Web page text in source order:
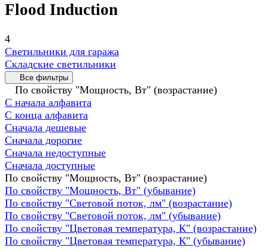
Flood Induction
4
Светильники для гаража
Складские светильники
Все фильтры
По свойству "Мощность, Вт" (возрастание)
С начала алфавита
С конца алфавита
Сначала дешевые
Сначала дорогие
Сначала недоступные
Сначала доступные
По свойству "Мощность, Вт" (возрастание)
По свойству "Мощность, Вт" (убывание)
По свойству "Световой поток, лм" (возрастание)
По свойству "Световой поток, лм" (убывание)
По свойству "Цветовая температура, К" (возрастание)
По свойству "Цветовая температура, К" (убывание)